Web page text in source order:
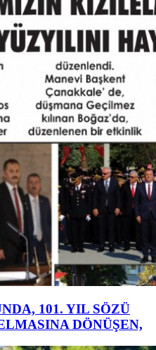
101. YIL SÖZÜ
DÖNÜŞEN,